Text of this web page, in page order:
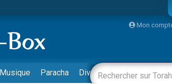
de Yohan
Mon
Musique Paracha Divertissements Livres